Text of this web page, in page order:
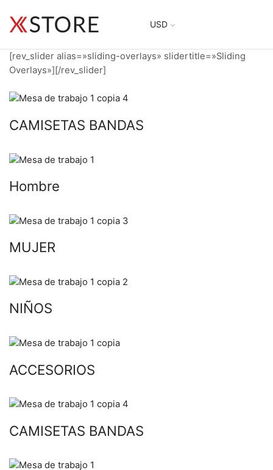
USD
[rev_slider alias=»sliding-overlays» slidertitle=»Sliding
Overlays»][/rev_slider]
CAMISETAS BANDAS
Hombre
MUJER
NIÑOS
ACCESORIOS
CAMISETAS BANDAS